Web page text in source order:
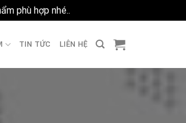
phù hợp nhé..
TIN TỨC LIÊN HỆ